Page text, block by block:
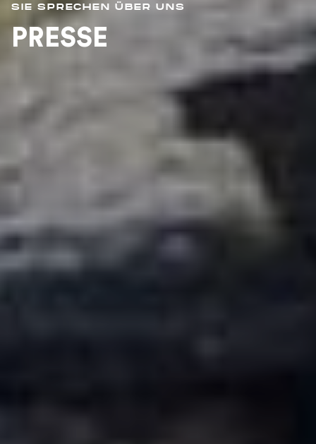
SIE SPRECHEN ÜBER UNS
PRESSE